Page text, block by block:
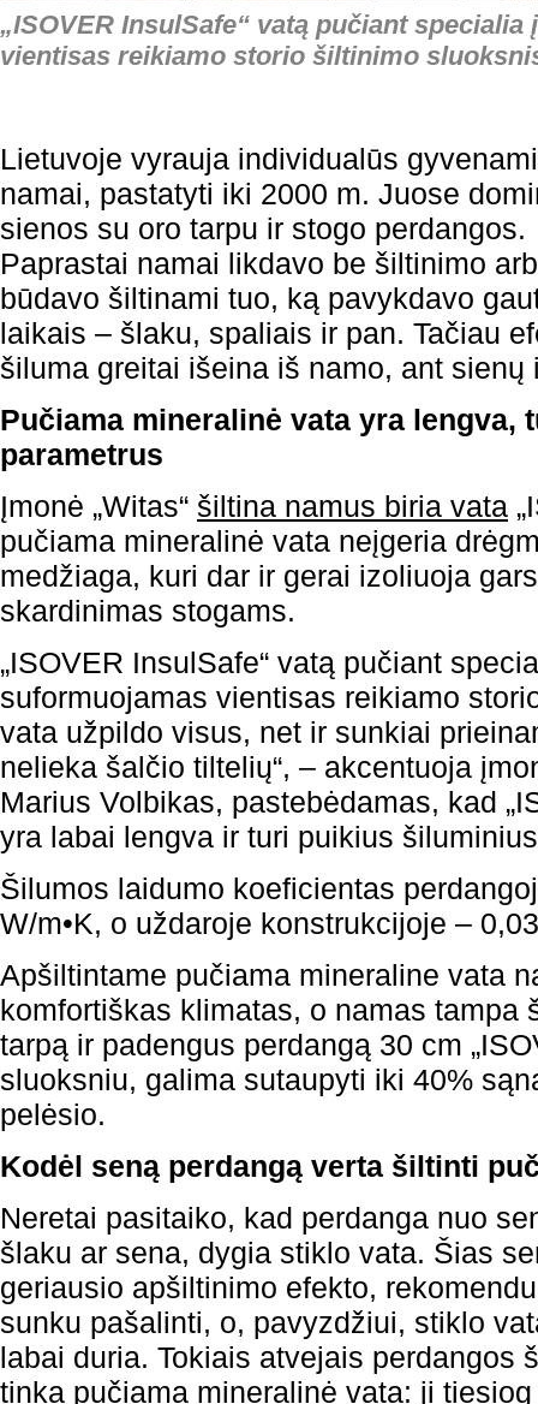
„ISOVER InsulSafe“ vatą pučiant
vientisas reikiamo storio šiltinimo
Lietuvoje vyrauja individualūs
namai, pastatyti iki 2000 m. Juose
sienos su oro tarpu ir stogo perdangos.
Paprastai namai likdavo be šiltinimo
būdavo šiltinami tuo, ką pavykdavo
laikais – šlaku, spaliais ir pan. Tačiau
šiluma greitai išeina iš namo, ant
Pučiama mineralinė vata yra lengva,
parametrus
Įmonė „Witas“ šiltina namus biria vata
pučiama mineralinė vata neįgeria
medžiaga, kuri dar ir gerai izoliuoja
skardinimas stogams.
„ISOVER InsulSafe“ vatą pučiant
suformuojamas vientisas reikiamo
vata užpildo visus, net ir sunkiai
nelieka šalčio tiltelių“, – akcentuoja
Marius Volbikas, pastebėdamas, kad
yra labai lengva ir turi puikius
Šilumos laidumo koeficientas
W/m•K, o uždaroje konstrukcijoje –
Apšiltintame pučiama mineraline vata
komfortiškas klimatas, o namas tampa
tarpą ir padengus perdangą 30 cm
sluoksniu, galima sutaupyti iki 40%
pelėsio.
Kodėl seną perdangą verta šiltinti
Neretai pasitaiko, kad perdanga nuo
šlaku ar sena, dygia stiklo vata. Šias
geriausio apšiltinimo efekto,
sunku pašalinti, o, pavyzdžiui, stiklo
labai duria. Tokiais atvejais perdangos
tinka pučiama mineralinė vata: ji